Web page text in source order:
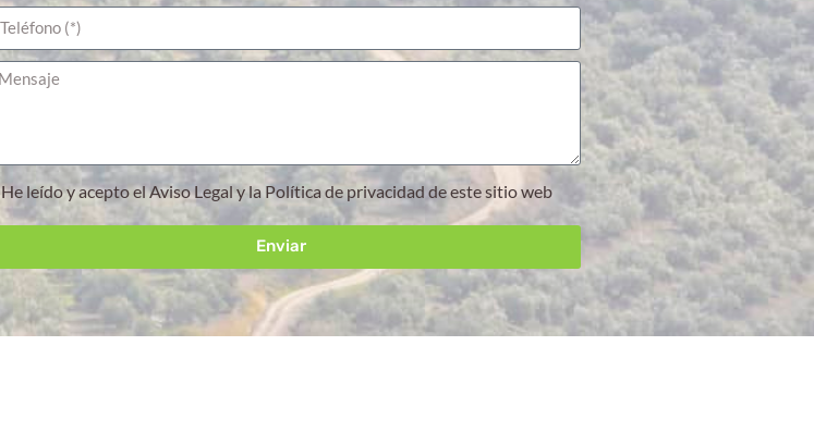
He leído y acepto el Aviso Legal y la Política de privacidad de este sitio web
Enviar